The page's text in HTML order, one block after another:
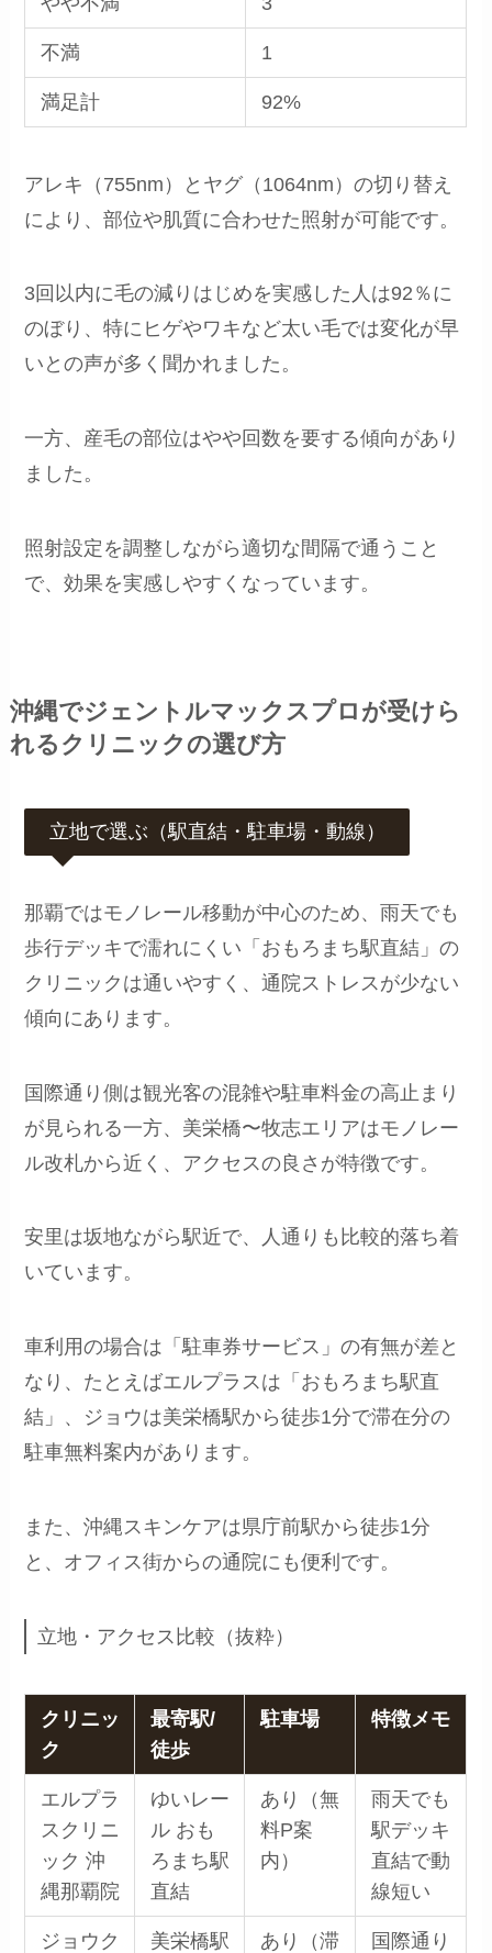
不満 1
満足計 92%
アレキ（755nm）とヤグ（1064nm）の切り替え
により、部位や肌質に合わせた照射が可能です。
3回以内に毛の減りはじめを実感した人は92％に
のぼり、特にヒゲやワキなど太い毛では変化が早
いとの声が多く聞かれました。
一方、産毛の部位はやや回数を要する傾向があり
ました。
照射設定を調整しながら適切な間隔で通うこと
で、効果を実感しやすくなっています。
沖縄でジェントルマックスプロが受けら
れるクリニックの選び方
立地で選ぶ（駅直結・駐車場・動線）
那覇ではモノレール移動が中心のため、雨天でも
歩行デッキで濡れにくい「おもろまち駅直結」の
クリニックは通いやすく、通院ストレスが少ない
傾向にあります。
国際通り側は観光客の混雑や駐車料金の高止まり
が見られる一方、美栄橋〜牧志エリアはモノレー
ル改札から近く、アクセスの良さが特徴です。
安里は坂地ながら駅近で、人通りも比較的落ち着
いています。
車利用の場合は「駐車券サービス」の有無が差と
なり、たとえばエルプラスは「おもろまち駅直
結」、ジョウは美栄橋駅から徒歩1分で滞在分の
駐車無料案内があります。
また、沖縄スキンケアは県庁前駅から徒歩1分
と、オフィス街からの通院にも便利です。
立地・アクセス比較（抜粋）
クリニッ
ク
最寄駅/
徒歩
駐車場 特徴メモ
エルプラ
スクリニ
ック 沖
縄那覇院
ゆいレー
ル おも
ろまち駅
直結
あり（無
料P案
内）
雨天でも
駅デッキ
直結で動
線短い
ジョウク
美栄橋駅
あり（滞
国際通り